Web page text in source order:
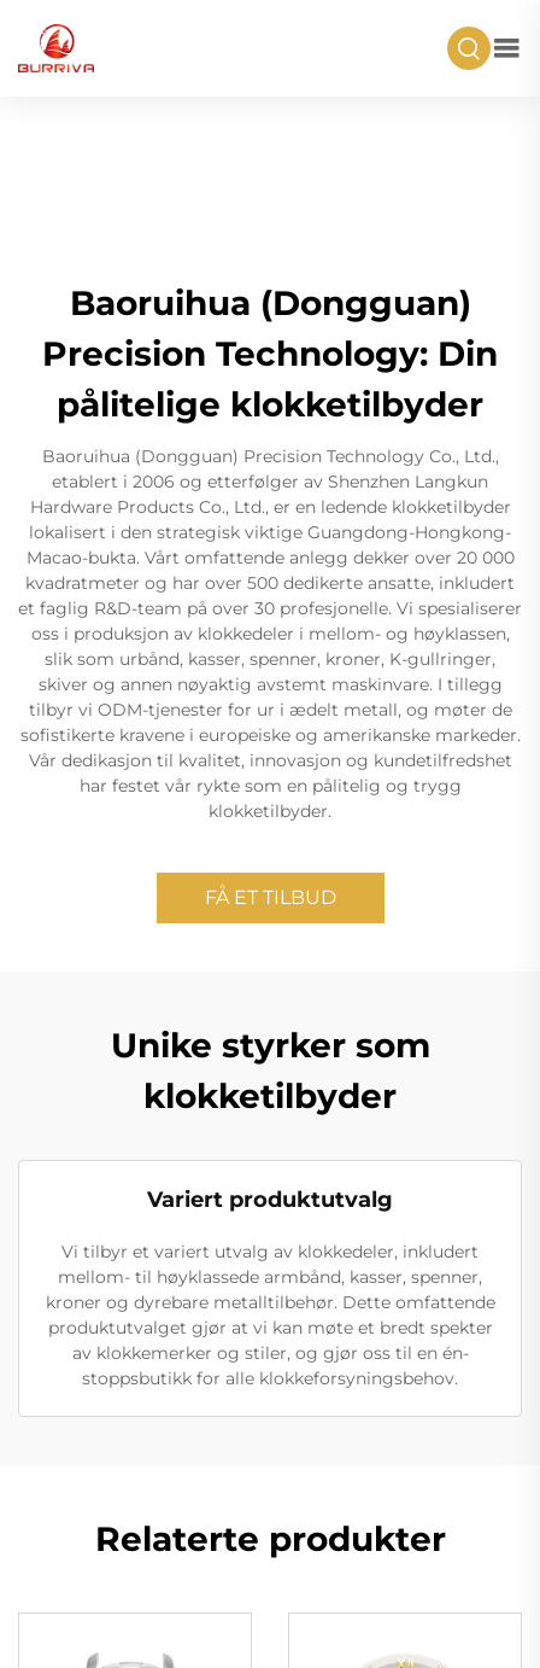
Baoruihua (Dongguan)
Precision Technology: Din
pålitelige klokketilbyder
Baoruihua (Dongguan) Precision Technology Co., Ltd.,
etablert i 2006 og etterfølger av Shenzhen Langkun
Hardware Products Co., Ltd., er en ledende klokketilbyder
lokalisert i den strategisk viktige Guangdong-Hongkong-
Macao-bukta. Vårt omfattende anlegg dekker over 20 000
kvadratmeter og har over 500 dedikerte ansatte, inkludert
et faglig R&D-team på over 30 profesjonelle. Vi spesialiserer
oss i produksjon av klokkedeler i mellom- og høyklassen,
slik som urbånd, kasser, spenner, kroner, K-gullringer,
skiver og annen nøyaktig avstemt maskinvare. I tillegg
tilbyr vi ODM-tjenester for ur i ædelt metall, og møter de
sofistikerte kravene i europeiske og amerikanske markeder.
Vår dedikasjon til kvalitet, innovasjon og kundetilfredshet
har festet vår rykte som en pålitelig og trygg
klokketilbyder.
FÅ ET TILBUD
Unike styrker som
klokketilbyder
Variert produktutvalg
Vi tilbyr et variert utvalg av klokkedeler, inkludert
mellom- til høyklassede armbånd, kasser, spenner,
kroner og dyrebare metalltilbehør. Dette omfattende
produktutvalget gjør at vi kan møte et bredt spekter
av klokkemerker og stiler, og gjør oss til en én-
stoppsbutikk for alle klokkeforsyningsbehov.
Relaterte produkter